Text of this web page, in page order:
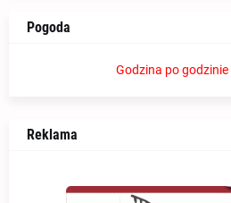
Pogoda
Godzina po godzinie
Reklama